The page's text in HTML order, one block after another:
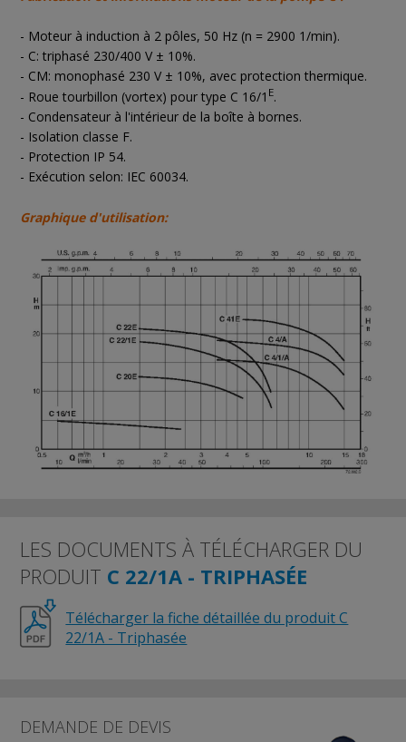
- Moteur à induction à 2 pôles, 50 Hz (n = 2900 1/min).
- C: triphasé 230/400 V ± 10%.
- CM: monophasé 230 V ± 10%, avec protection thermique.
- Roue tourbillon (vortex) pour type C 16/1 E.
- Condensateur à l'intérieur de la boîte à bornes.
- Isolation classe F.
- Protection IP 54.
- Exécution selon: IEC 60034.
Graphique d'utilisation:
LES DOCUMENTS À TÉLÉCHARGER DU
PRODUIT C 22/1A - TRIPHASÉE
Télécharger la fiche détaillée du produit C
22/1A - Triphasée
DEMANDE DE DEVIS